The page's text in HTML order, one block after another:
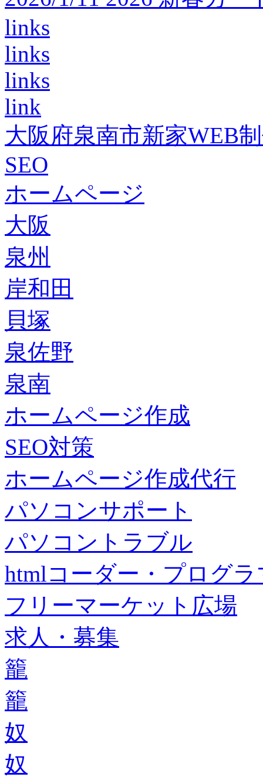
links
links
links
link
大阪府泉南市新家WEB
SEO
ホームページ
大阪
泉州
岸和田
貝塚
泉佐野
泉南
ホームページ作成
SEO対策
ホームページ作成代行
パソコンサポート
パソコントラブル
htmlコーダー・プログラ
フリーマーケット広場
求人・募集
籠
籠
奴
奴